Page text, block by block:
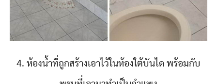
4. ห้องน้ำที่ถูกสร้างเอาไว้ในห้องใต้บันได พร้อมกับ